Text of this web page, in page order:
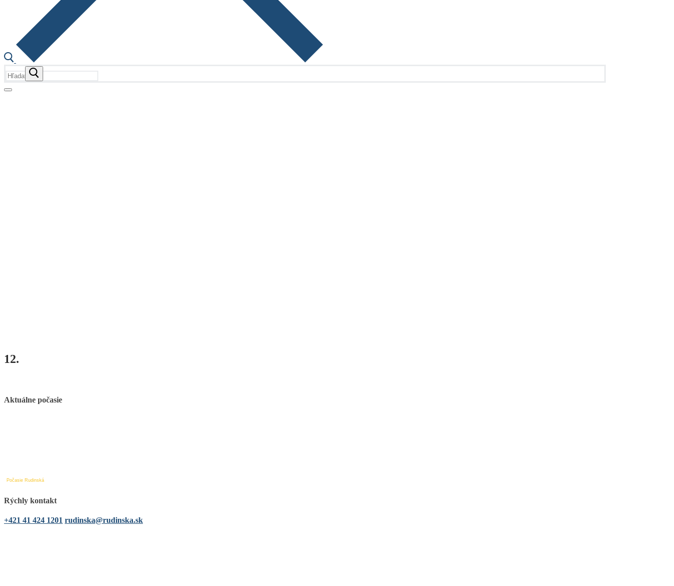
Hľadať:
12.
Aktuálne počasie
Počasie Rudinská
Rýchly kontakt
+421 41 424 1201 rudinska@rudinska.sk